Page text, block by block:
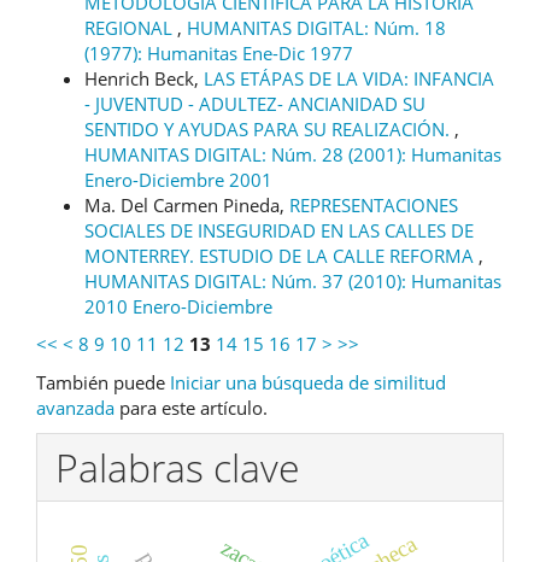
REGIONAL , HUMANITAS DIGITAL: Núm. 18
(1977): Humanitas Ene-Dic 1977
Henrich Beck, LAS ETÁPAS DE LA VIDA: INFANCIA
- JUVENTUD - ADULTEZ- ANCIANIDAD SU
SENTIDO Y AYUDAS PARA SU REALIZACIÓN. ,
HUMANITAS DIGITAL: Núm. 28 (2001): Humanitas
Enero-Diciembre 2001
Ma. Del Carmen Pineda, REPRESENTACIONES
SOCIALES DE INSEGURIDAD EN LAS CALLES DE
MONTERREY. ESTUDIO DE LA CALLE REFORMA ,
HUMANITAS DIGITAL: Núm. 37 (2010): Humanitas
2010 Enero-Diciembre
<< < 8 9 10 11 12 13 14 15 16 17 > >>
También puede Iniciar una búsqueda de similitud
avanzada para este artículo.
Palabras clave